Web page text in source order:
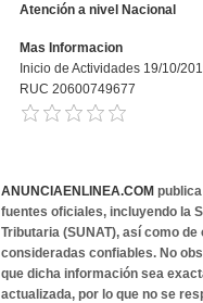
Atención a nivel Nacional
Mas Informacion
Inicio de Actividades 19/10/
RUC 20600749677
ANUNCIAENLINEA.COM
fuentes oficiales, incluyendo la
Tributaria (SUNAT), así como
consideradas confiables. No
que dicha información sea
actualizada, por lo que no se